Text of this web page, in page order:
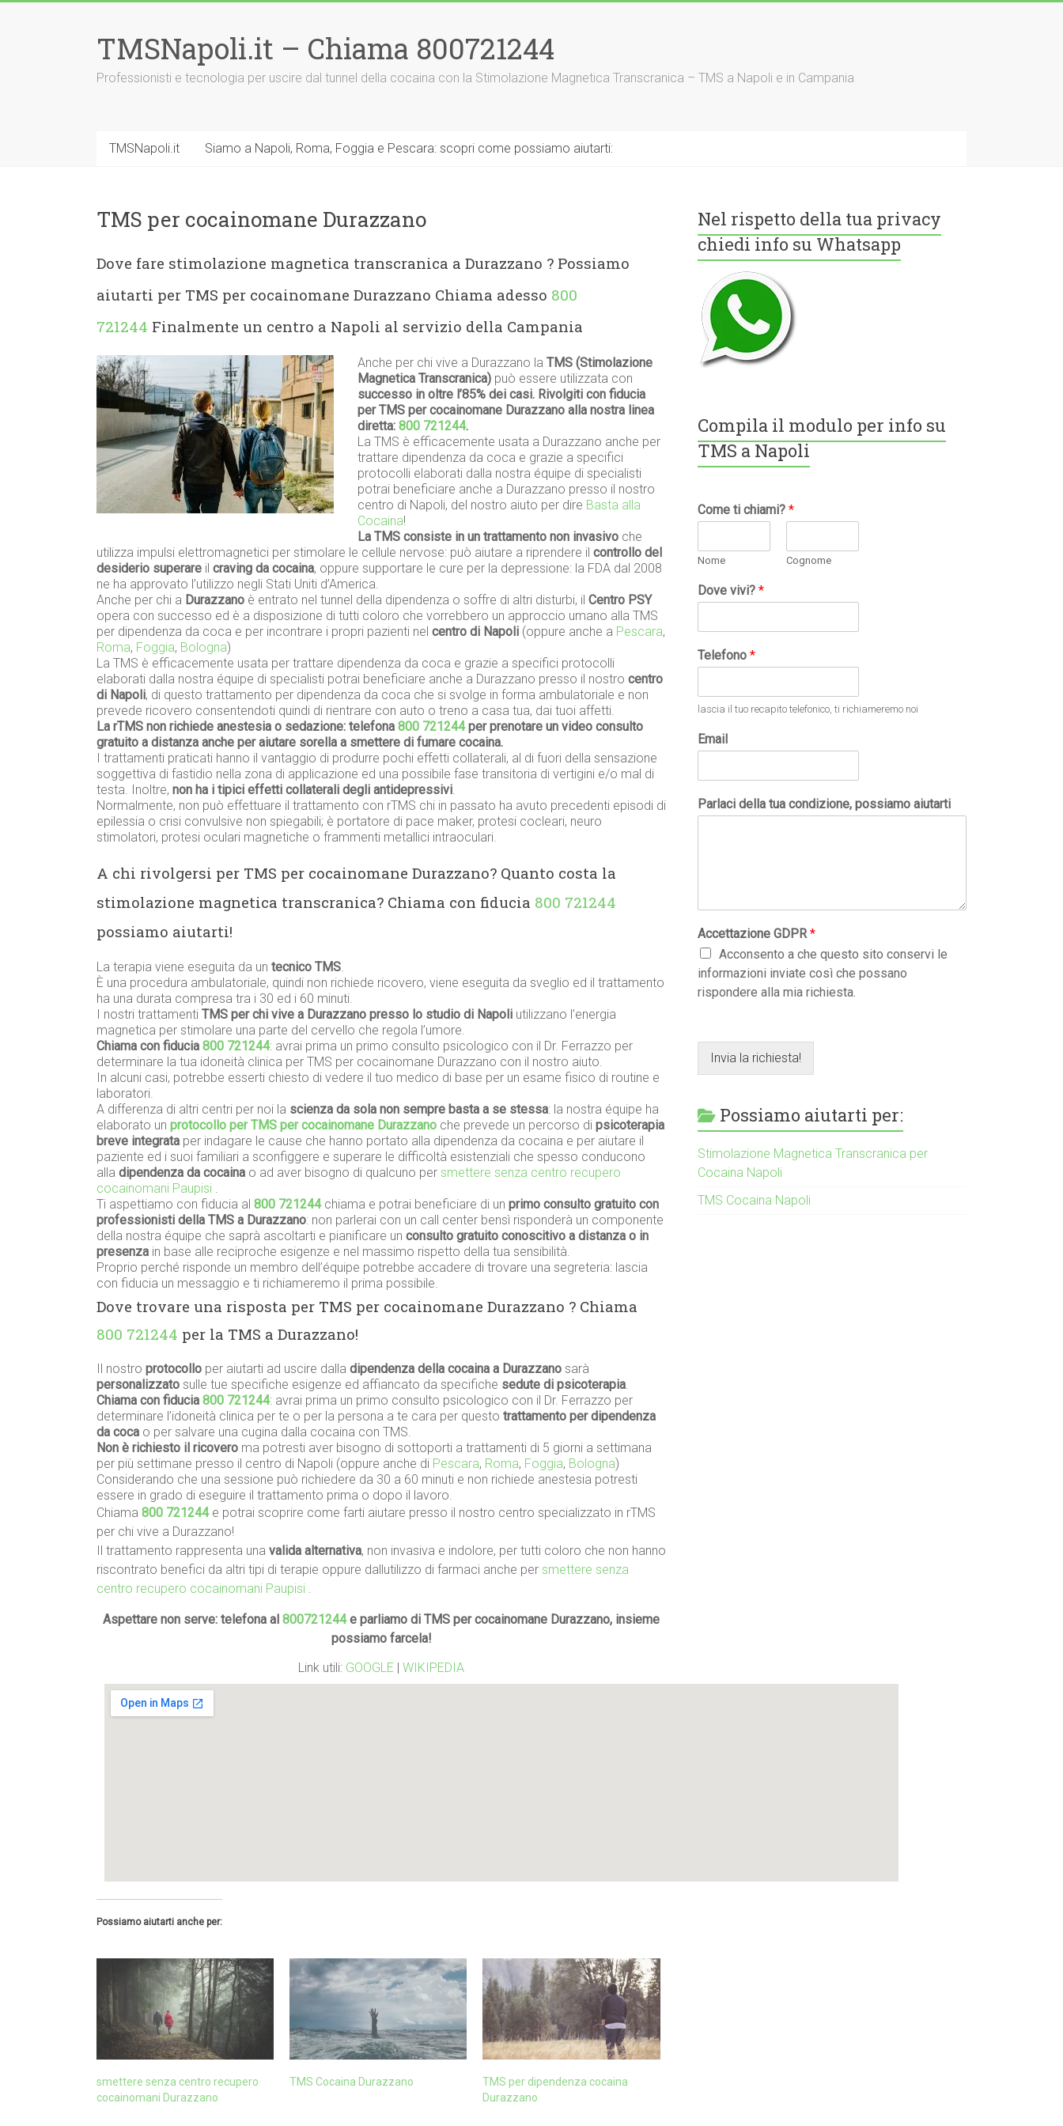
TMSNapoli.it – Chiama 800721244
Professionisti e tecnologia per uscire dal tunnel della cocaina con la Stimolazione Magnetica Transcranica – TMS a Napoli e in Campania
TMSNapoli.it Siamo a Napoli, Roma, Foggia e Pescara: scopri come possiamo aiutarti:
TMS per cocainomane Durazzano
Dove fare stimolazione magnetica transcranica a Durazzano ? Possiamo
aiutarti per TMS per cocainomane Durazzano Chiama adesso 800
721244 Finalmente un centro a Napoli al servizio della Campania
Anche per chi vive a Durazzano la TMS (Stimolazione
Magnetica Transcranica) può essere utilizzata con
successo in oltre l’85% dei casi. Rivolgiti con fiducia
per TMS per cocainomane Durazzano alla nostra linea
diretta: 800 721244.
La TMS è efficacemente usata a Durazzano anche per
trattare dipendenza da coca e grazie a specifici
protocolli elaborati dalla nostra équipe di specialisti
potrai beneficiare anche a Durazzano presso il nostro
centro di Napoli, del nostro aiuto per dire Basta alla
Cocaina!
La TMS consiste in un trattamento non invasivo che
utilizza impulsi elettromagnetici per stimolare le cellule nervose: può aiutare a riprendere il controllo del
desiderio superare il craving da cocaina, oppure supportare le cure per la depressione: la FDA dal 2008
ne ha approvato l’utilizzo negli Stati Uniti d’America.
Anche per chi a Durazzano è entrato nel tunnel della dipendenza o soffre di altri disturbi, il Centro PSY
opera con successo ed è a disposizione di tutti coloro che vorrebbero un approccio umano alla TMS
per dipendenza da coca e per incontrare i propri pazienti nel centro di Napoli (oppure anche a Pescara,
Roma, Foggia, Bologna)
La TMS è efficacemente usata per trattare dipendenza da coca e grazie a specifici protocolli
elaborati dalla nostra équipe di specialisti potrai beneficiare anche a Durazzano presso il nostro centro
di Napoli, di questo trattamento per dipendenza da coca che si svolge in forma ambulatoriale e non
prevede ricovero consentendoti quindi di rientrare con auto o treno a casa tua, dai tuoi affetti.
La rTMS non richiede anestesia o sedazione: telefona 800 721244per prenotare un video consulto
gratuito a distanza anche per aiutare sorella a smettere di fumare cocaina.
I trattamenti praticati hanno il vantaggio di produrre pochi effetti collaterali, al di fuori della sensazione
soggettiva di fastidio nella zona di applicazione ed una possibile fase transitoria di vertigini e/o mal di
testa. Inoltre, non ha i tipici effetti collaterali degli antidepressivi.
Normalmente, non può effettuare il trattamento con rTMS chi in passato ha avuto precedenti episodi di
epilessia o crisi convulsive non spiegabili; è portatore di pace maker, protesi cocleari, neuro
stimolatori, protesi oculari magnetiche o frammenti metallici intraoculari.
A chi rivolgersi per TMS per cocainomane Durazzano? Quanto costa la
stimolazione magnetica transcranica? Chiama con fiducia 800 721244
possiamo aiutarti!
La terapia viene eseguita da un tecnico TMS.
È una procedura ambulatoriale, quindi non richiede ricovero, viene eseguita da sveglio ed il trattamento
ha una durata compresa tra i 30 ed i 60 minuti.
I nostri trattamenti TMS per chi vive a Durazzano presso lo studio di Napoli utilizzano l’energia
magnetica per stimolare una parte del cervello che regola l’umore.
Chiama con fiducia 800 721244: avrai prima un primo consulto psicologico con il Dr. Ferrazzo per
determinare la tua idoneità clinica per TMS per cocainomane Durazzano con il nostro aiuto.
In alcuni casi, potrebbe esserti chiesto di vedere il tuo medico di base per un esame fisico di routine e
laboratori.
A differenza di altri centri per noi la scienza da sola non sempre basta a se stessa: la nostra équipe ha
elaborato un protocollo per TMS per cocainomane Durazzano che prevede un percorso di psicoterapia
breve integrata per indagare le cause che hanno portato alla dipendenza da cocaina e per aiutare il
paziente ed i suoi familiari a sconfiggere e superare le difficoltà esistenziali che spesso conducono
alla dipendenza da cocaina o ad aver bisogno di qualcuno per smettere senza centro recupero
cocainomani Paupisi .
Ti aspettiamo con fiducia al 800 721244chiama e potrai beneficiare di un primo consulto gratuito con
professionisti della TMS a Durazzano: non parlerai con un call center bensì risponderà un componente
della nostra équipe che saprà ascoltarti e pianificare un consulto gratuito conoscitivo a distanza o in
presenza in base alle reciproche esigenze e nel massimo rispetto della tua sensibilità.
Proprio perché risponde un membro dell’équipe potrebbe accadere di trovare una segreteria: lascia
con fiducia un messaggio e ti richiameremo il prima possibile.
Dove trovare una risposta per TMS per cocainomane Durazzano ? Chiama
800 721244 per la TMS a Durazzano!
Il nostro protocollo per aiutarti ad uscire dalla dipendenza della cocaina a Durazzano sarà
personalizzato sulle tue specifiche esigenze ed affiancato da specifiche sedute di psicoterapia.
Chiama con fiducia 800 721244: avrai prima un primo consulto psicologico con il Dr. Ferrazzo per
determinare l’idoneità clinica per te o per la persona a te cara per questo trattamento per dipendenza
da coca o per salvare una cugina dalla cocaina con TMS.
Non è richiesto il ricovero ma potresti aver bisogno di sottoporti a trattamenti di 5 giorni a settimana
per più settimane presso il centro di Napoli (oppure anche di Pescara, Roma, Foggia, Bologna)
Considerando che una sessione può richiedere da 30 a 60 minuti e non richiede anestesia potresti
essere in grado di eseguire il trattamento prima o dopo il lavoro.
Chiama 800 721244e potrai scoprire come farti aiutare presso il nostro centro specializzato in rTMS
per chi vive a Durazzano!
Il trattamento rappresenta una valida alternativa, non invasiva e indolore, per tutti coloro che non hanno
riscontrato benefici da altri tipi di terapie oppure dallutilizzo di farmaci anche per smettere senza
centro recupero cocainomani Paupisi .
Aspettare non serve: telefona al 800721244e parliamo di TMS per cocainomane Durazzano, insieme
possiamo farcela!
Link utili: GOOGLE | WIKIPEDIA
Possiamo aiutarti anche per:
smettere senza centro recupero
cocainomani Durazzano
TMS Cocaina Durazzano
TMS per dipendenza cocaina
Durazzano
Nel rispetto della tua privacy
chiedi info su Whatsapp
Compila il modulo per info su
TMS a Napoli
Come ti chiami?*
Nome Cognome
Dove vivi?*
Telefono*
lascia il tuo recapito telefonico, ti richiameremo noi
Email
Parlaci della tua condizione, possiamo aiutarti
Accettazione GDPR*
Acconsento a che questo sito conservi le
informazioni inviate così che possano
rispondere alla mia richiesta.
Invia la richiesta!
Possiamo aiutarti per:
Stimolazione Magnetica Transcranica per
Cocaina Napoli
TMS Cocaina Napoli